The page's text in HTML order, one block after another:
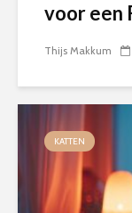
voor een
Thijs Makkum
KATTEN